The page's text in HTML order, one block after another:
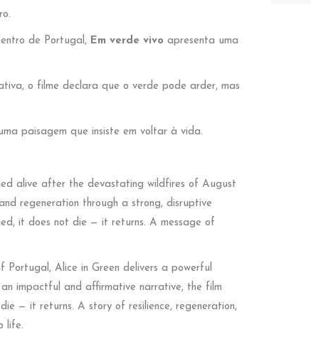
de Portugal, Em verde vivo apresenta uma
o filme declara que o verde pode arder, mas
paisagem que insiste em voltar à vida.
alive after the devastating wildfires of August
regeneration through a strong, disruptive
it does not die — it returns. A message of
Alice in Green delivers a powerful
impactful and affirmative narrative, the film
— it returns. A story of resilience, regeneration,
life.